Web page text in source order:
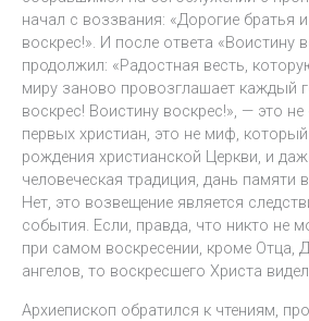
начал с воззвания: «Дорогие братья
воскрес!». И после ответа «Воистину
продолжил: «Радостная весть,
миру заново провозглашает каждый
воскрес! Воистину воскрес!», — это
первых христиан, это не миф,
рождения христианской Церкви, и
человеческая традиция, дань памяти
Нет, это возвещение является
события. Если, правда, что никто не
при самом воскресении, кроме Отца,
ангелов, то воскресшего Христа
Архиепископ обратился к чтениям,